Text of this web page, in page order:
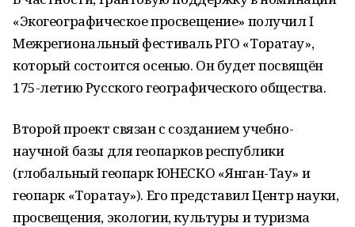
«Экогеографическое просвещение» получил I
Межрегиональный фестиваль РГО «Торатау»,
который состоится осенью. Он будет посвящён
175-летию Русского географического общества.
Второй проект связан с созданием учебно-
научной базы для геопарков республики
(глобальный геопарк ЮНЕСКО «Янган-Тау» и
геопарк «Торатау»). Его представил Центр науки,
просвещения, экологии, культуры и туризма